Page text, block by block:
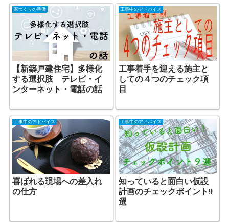
家づくりの準備
【新築戸建住宅】多様化
する選択肢 テレビ・イ
ンターネット・電話の話
工事中のアドバイス
工事着手を迎える施主と
しての４つのチェック項
目
工事中のアドバイス
喜ばれる現場への差入れ
の仕方
工事中のアドバイス
知っていると面白い仮設
計画のチェックポイント9
選